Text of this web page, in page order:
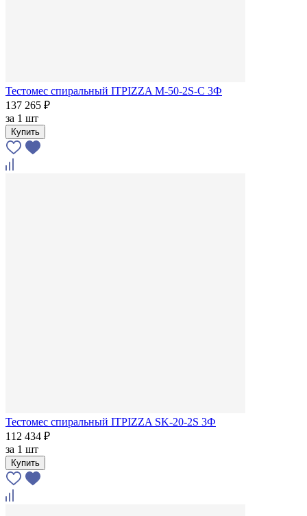
Тестомес спиральный ITPIZZA M-50-2S-С 3Ф
137 265 ₽
за 1 шт
Купить
Тестомес спиральный ITPIZZA SK-20-2S 3Ф
112 434 ₽
за 1 шт
Купить